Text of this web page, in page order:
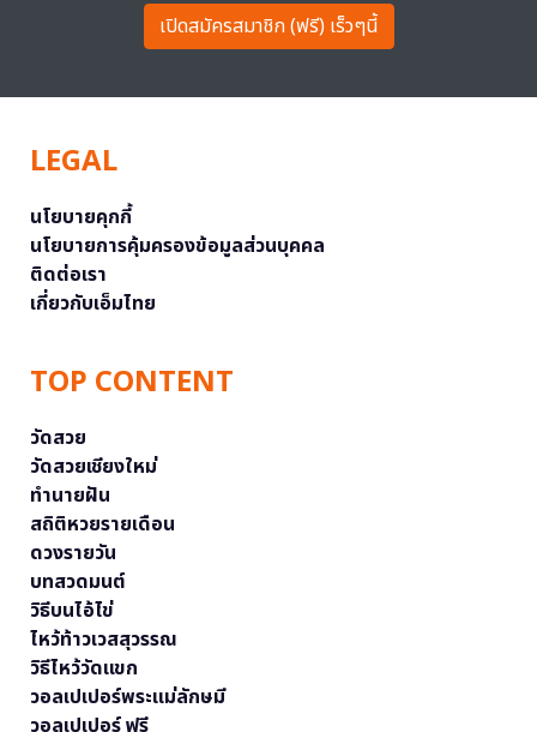
เปิดสมัครสมาชิก (ฟรี) เร็วๆนี้
LEGAL
นโยบายคุกกี้
นโยบายการคุ้มครองข้อมูลส่วนบุคคล
ติดต่อเรา
เกี่ยวกับเอ็มไทย
TOP CONTENT
วัดสวย
วัดสวยเชียงใหม่
ทำนายฝัน
สถิติหวยรายเดือน
ดวงรายวัน
บทสวดมนต์
วิธีบนไอ้ไข่
ไหว้ท้าวเวสสุวรรณ
วิธีไหว้วัดแขก
วอลเปเปอร์พระแม่ลักษมี
วอลเปเปอร์ ฟรี